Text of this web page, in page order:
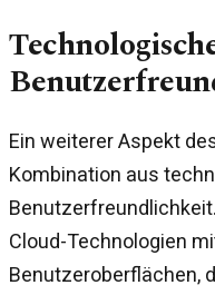
Ein weiterer Aspekt
Kombination aus
Cloud-Technologien
Benutzeroberflächen,